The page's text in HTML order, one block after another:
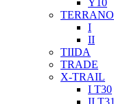
Y10
TERRANO
I
II
TIIDA
TRADE
X-TRAIL
I T30
II T31